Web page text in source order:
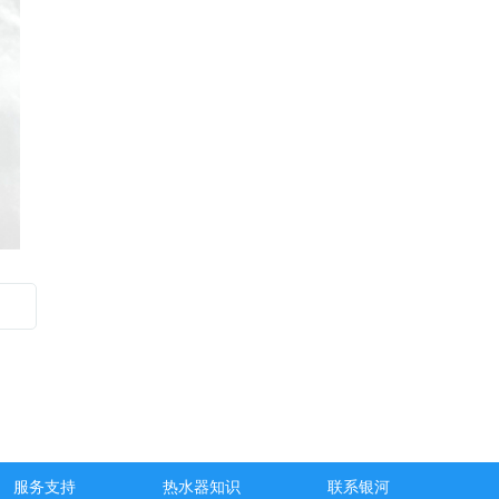
服务支持 热水器知识 联系银河